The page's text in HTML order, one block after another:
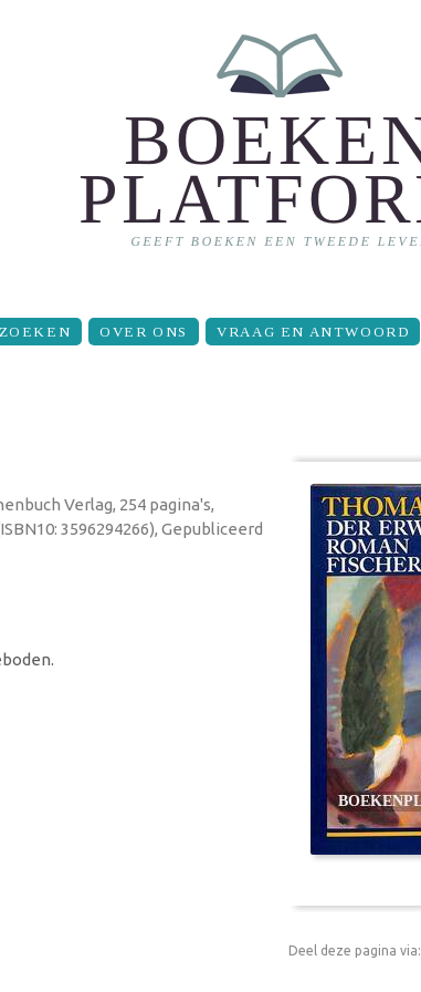
OVER ONS VRAAG EN ANTWOORD
Verlag, 254 pagina's,
3596294266), Gepubliceerd
Deel deze pagina via: